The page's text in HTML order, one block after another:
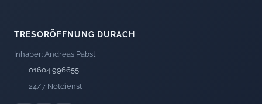
TRESORÖFFNUNG DURACH
Inhaber: Andreas Pabst
01604 996655
24/7 Notdienst